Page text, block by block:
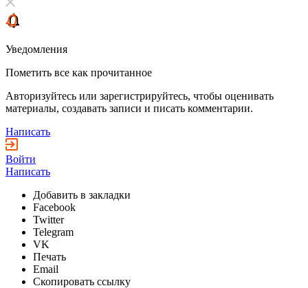
Уведомления
Пометить все как прочитанное
Авторизуйтесь или зарегистрируйтесь, чтобы оценивать
материалы, создавать записи и писать комментарии.
Написать
Войти
Написать
Добавить в закладки
Facebook
Twitter
Telegram
VK
Печать
Email
Скопировать ссылку